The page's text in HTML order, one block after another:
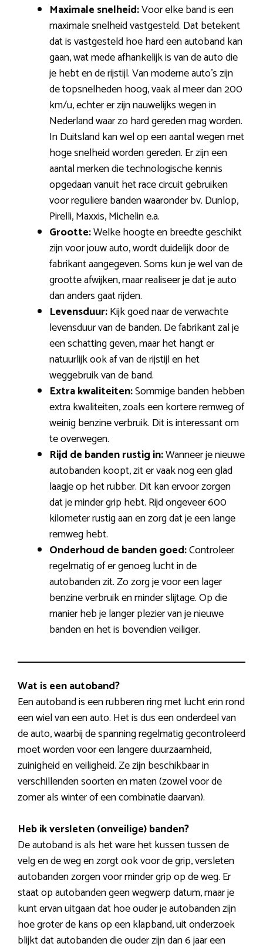
Maximale snelheid:Voor elke band is een
maximale snelheid vastgesteld. Dat betekent
dat is vastgesteld hoe hard een autoband kan
gaan, wat mede afhankelijk is van de auto die
je hebt en de rijstijl. Van moderne auto’s zijn
de topsnelheden hoog, vaak al meer dan 200
km/u, echter er zijn nauwelijks wegen in
Nederland waar zo hard gereden mag worden.
In Duitsland kan wel op een aantal wegen met
hoge snelheid worden gereden. Er zijn een
aantal merken die technologische kennis
opgedaan vanuit het race circuit gebruiken
voor reguliere banden waaronder bv. Dunlop,
Pirelli, Maxxis, Michelin e.a.
Grootte:Welke hoogte en breedte geschikt
zijn voor jouw auto, wordt duidelijk door de
fabrikant aangegeven. Soms kun je wel van de
grootte afwijken, maar realiseer je dat je auto
dan anders gaat rijden.
Levensduur:Kijk goed naar de verwachte
levensduur van de banden. De fabrikant zal je
een schatting geven, maar het hangt er
natuurlijk ook af van de rijstijl en het
weggebruik van de band.
Extra kwaliteiten:Sommige banden hebben
extra kwaliteiten, zoals een kortere remweg of
weinig benzine verbruik. Dit is interessant om
te overwegen.
Rijd de banden rustig in:Wanneer je nieuwe
autobanden koopt, zit er vaak nog een glad
laagje op het rubber. Dit kan ervoor zorgen
dat je minder grip hebt. Rijd ongeveer 600
kilometer rustig aan en zorg dat je een lange
remweg hebt.
Onderhoud de banden goed:Controleer
regelmatig of er genoeg lucht in de
autobanden zit. Zo zorg je voor een lager
benzine verbruik en minder slijtage. Op die
manier heb je langer plezier van je nieuwe
banden en het is bovendien veiliger.
Wat is een autoband?
Een autoband is een rubberen ring met lucht erin rond
een wiel van een auto. Het is dus een onderdeel van
de auto, waarbij de spanning regelmatig gecontroleerd
moet worden voor een langere duurzaamheid,
zuinigheid en veiligheid. Ze zijn beschikbaar in
verschillenden soorten en maten (zowel voor de
zomer als winter of een combinatie daarvan).
Heb ik versleten (onveilige) banden?
De autoband is als het ware het kussen tussen de
velg en de weg en zorgt ook voor de grip, versleten
autobanden zorgen voor minder grip op de weg. Er
staat op autobanden geen wegwerp datum, maar je
kunt ervan uitgaan dat hoe ouder je autobanden zijn
hoe groter de kans op een klapband, uit onderzoek
blijkt dat autobanden die ouder zijn dan 6 jaar een